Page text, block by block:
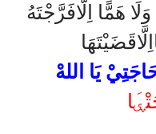
هَمًّا اِلَّافَرَّجْتَهُ
يَا اللهْ